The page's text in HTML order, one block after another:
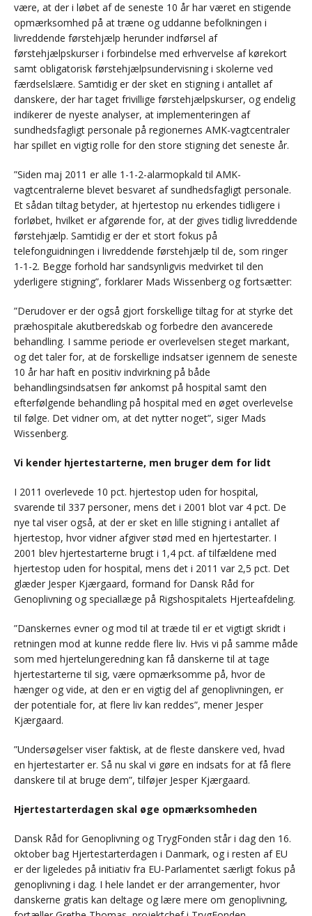
være, at der i løbet af de seneste 10 år har været en stigende
opmærksomhed på at træne og uddanne befolkningen i
livreddende førstehjælp herunder indførsel af
førstehjælpskurser i forbindelse med erhvervelse af kørekort
samt obligatorisk førstehjælpsundervisning i skolerne ved
færdselslære. Samtidig er der sket en stigning i antallet af
danskere, der har taget frivillige førstehjælpskurser, og endelig
indikerer de nyeste analyser, at implementeringen af
sundhedsfagligt personale på regionernes AMK-vagtcentraler
har spillet en vigtig rolle for den store stigning det seneste år.
”Siden maj 2011 er alle 1-1-2-alarmopkald til AMK-
vagtcentralerne blevet besvaret af sundhedsfagligt personale.
Et sådan tiltag betyder, at hjertestop nu erkendes tidligere i
forløbet, hvilket er afgørende for, at der gives tidlig livreddende
førstehjælp. Samtidig er der et stort fokus på
telefonguidningen i livreddende førstehjælp til de, som ringer
1-1-2. Begge forhold har sandsynligvis medvirket til den
yderligere stigning”, forklarer Mads Wissenberg og fortsætter:
”Derudover er der også gjort forskellige tiltag for at styrke det
præhospitale akutberedskab og forbedre den avancerede
behandling. I samme periode er overlevelsen steget markant,
og det taler for, at de forskellige indsatser igennem de seneste
10 år har haft en positiv indvirkning på både
behandlingsindsatsen før ankomst på hospital samt den
efterfølgende behandling på hospital med en øget overlevelse
til følge. Det vidner om, at det nytter noget”, siger Mads
Wissenberg.
Vi kender hjertestarterne, men bruger dem for lidt
I 2011 overlevede 10 pct. hjertestop uden for hospital,
svarende til 337 personer, mens det i 2001 blot var 4 pct. De
nye tal viser også, at der er sket en lille stigning i antallet af
hjertestop, hvor vidner afgiver stød med en hjertestarter. I
2001 blev hjertestarterne brugt i 1,4 pct. af tilfældene med
hjertestop uden for hospital, mens det i 2011 var 2,5 pct. Det
glæder Jesper Kjærgaard, formand for Dansk Råd for
Genoplivning og speciallæge på Rigshospitalets Hjerteafdeling.
”Danskernes evner og mod til at træde til er et vigtigt skridt i
retningen mod at kunne redde flere liv. Hvis vi på samme måde
som med hjertelungeredning kan få danskerne til at tage
hjertestarterne til sig, være opmærksomme på, hvor de
hænger og vide, at den er en vigtig del af genoplivningen, er
der potentiale for, at flere liv kan reddes”, mener Jesper
Kjærgaard.
”Undersøgelser viser faktisk, at de fleste danskere ved, hvad
en hjertestarter er. Så nu skal vi gøre en indsats for at få flere
danskere til at bruge dem”, tilføjer Jesper Kjærgaard.
Hjertestarterdagen skal øge opmærksomheden
Dansk Råd for Genoplivning og TrygFonden står i dag den 16.
oktober bag Hjertestarterdagen i Danmark, og i resten af EU
er der ligeledes på initiativ fra EU-Parlamentet særligt fokus på
genoplivning i dag. I hele landet er der arrangementer, hvor
danskerne gratis kan deltage og lære mere om genoplivning,